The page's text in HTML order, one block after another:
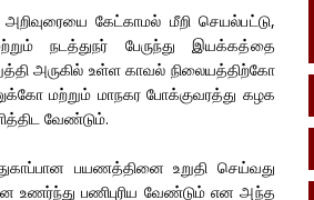
கேட்காமல் மீறி செயல்பட்டு,
நடத்துநர் பேருந்து இயக்கத்தை
அருகில் உள்ள காவல் நிலையத்திற்கோ
மற்றும் மாநகர போக்குவரத்து கழக
வேண்டும்.
பயணத்தினை உறுதி செய்வது
உணர்ந்து பணிபுரிய வேண்டும் என அந்த